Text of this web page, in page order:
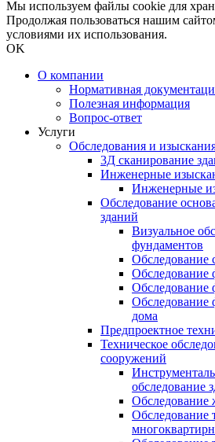
Мы используем файлы cookie для
Продолжая пользоваться нашим
условиями их использования.
OK
О компании
Нормативная
Полезная информация
Вопрос-ответ
Услуги
Обследования и
3Д сканирование
Инженерные
Инженерные
Обследование
зданий
Визуальное
фундаментов
Обследование
Обследование
Обследование
Обследование
дома
Предпроектное
Техническое
сооружений
обследование
Обследование
Обследование